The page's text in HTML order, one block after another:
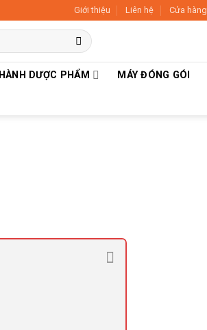
Giới thiệu Liên hệ Cửa hàng
DƯỢC PHẨM MÁY ĐÓNG GÓI